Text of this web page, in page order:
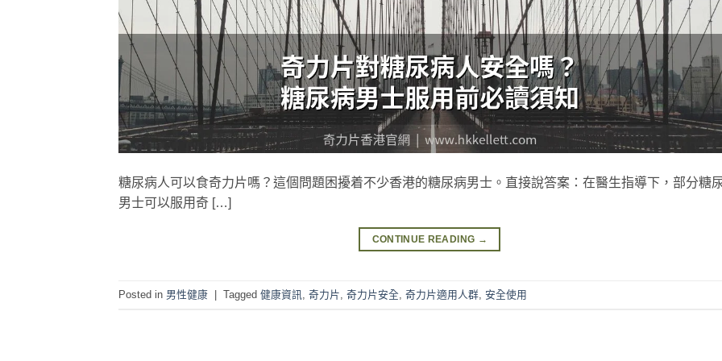
糖尿病人可以食奇力片嗎？這個問題困擾着不少香港的糖尿病男士。直接說答案：在醫生指導下，部分糖
男士可以服用奇 […]
CONTINUE READING →
Posted in 男性健康 | Tagged 健康資訊 奇力片 奇力片安全 奇力片適用人群 安全使用